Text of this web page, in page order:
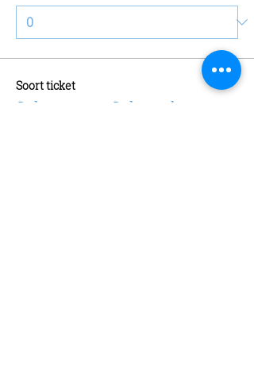
Soort ticket
Schaatsen + Schaatshuur